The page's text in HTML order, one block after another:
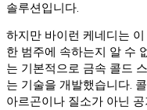
솔루션입니다.
하지만 바이런 케네디는
한 범주에 속하는지 알 수
는 기본적으로 금속 콜드
는 기술을 개발했습니다.
아르곤이나 질소가 아닌